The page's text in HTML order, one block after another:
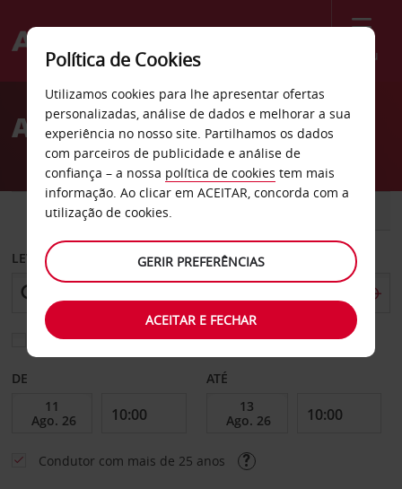
Menu
Welcome
AvisAluguer de carros Bowie
CARRO
LEVANTAR EM
Escolher uma estação de devolução diferente
DE ATÉ
Condutor com mais de 25 anos
Política de Cookies
Utilizamos cookies para lhe apresentar ofertas
personalizadas, análise de dados e melhorar a sua
experiência no nosso site. Partilhamos os dados
com parceiros de publicidade e análise de
confiança – a nossa política de cookies tem mais
informação. Ao clicar em ACEITAR, concorda com a
utilização de cookies.
GERIR PREFERÊNCIAS
ACEITAR E FECHAR